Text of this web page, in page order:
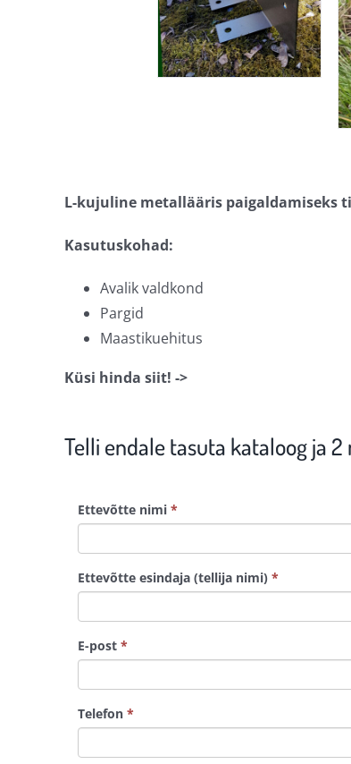
L-kujuline metallääris paigaldamiseks
Kasutuskohad:
Avalik valdkond
Pargid
Maastikuehitus
Küsi hinda siit! ->
Telli endale tasuta kataloog ja
Ettevõtte nimi *
Ettevõtte esindaja (tellija nimi) *
E-post *
Telefon *